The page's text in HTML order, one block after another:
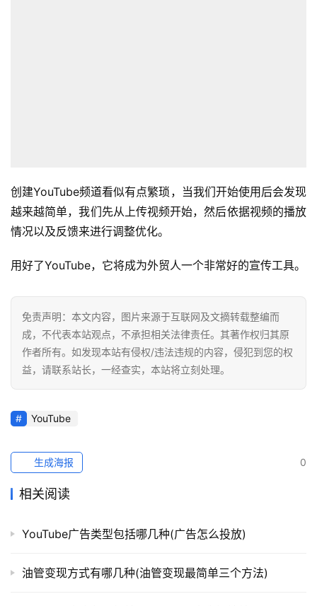
创建YouTube频道看似有点繁琐，当我们开始使用后会发现
越来越简单，我们先从上传视频开始，然后依据视频的播放
情况以及反馈来进行调整优化。
用好了YouTube，它将成为外贸人一个非常好的宣传工具。
免责声明：本文内容，图片来源于互联网及文摘转载整编而
成，不代表本站观点，不承担相关法律责任。其著作权归其原
作者所有。如发现本站有侵权/违法违规的内容，侵犯到您的权
益，请联系站长，一经查实，本站将立刻处理。
YouTube
0
生成海报
相关阅读
YouTube广告类型包括哪几种(广告怎么投放)
油管变现方式有哪几种(油管变现最简单三个方法)